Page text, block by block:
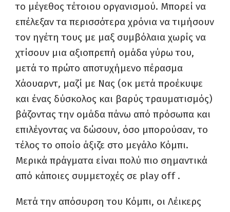
το μέγεθος τέτοιου οργανισμού. Μπορεί να
επέλεξαν τα περισσότερα χρόνια να τιμήσουν
τον ηγέτη τους με μαξ συμβόλαια χωρίς να
χτίσουν μια αξιοπρεπή ομάδα γύρω του,
μετά το πρώτο αποτυχήμενο πέρασμα
Χάουαρντ, μαζί με Νας (οκ μετά προέκυψε
και ένας δύσκολος και βαρύς τραυματισμός)
βάζοντας την ομάδα πάνω από πρόσωπα και
επιλέγοντας να δώσουν, όσο μπορούσαν, το
τέλος το οποίο άξιζε στο μεγάλο Κόμπι.
Μερικά πράγματα είναι πολύ πιο σημαντικά
από κάποιες συμμετοχές σε play off.
Μετά την απόσυρση του Κόμπι, οι Λέικερς